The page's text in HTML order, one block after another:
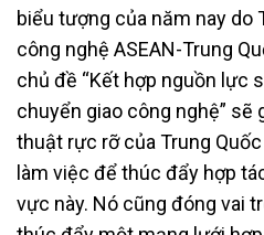
biểu tượng của năm nay do
công nghệ ASEAN-Trung
chủ đề “Kết hợp nguồn lực
chuyển giao công nghệ”
thuật rực rỡ của Trung
làm việc để thúc đẩy hợp
vực này. Nó cũng đóng vai